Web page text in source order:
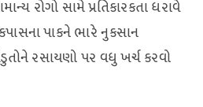
રોગો સામે પ્રતિકારકતા ધરાવે
પાકને ભારે નુકસાન
રસાયણો પર વધુ ખર્ચ કરવો